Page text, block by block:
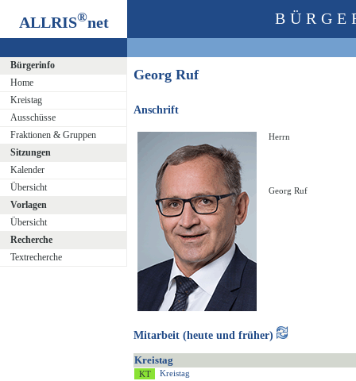
ALLRIS®net
Bürgerinfo
Home
Kreistag
Ausschüsse
Fraktionen & Gruppen
Sitzungen
Kalender
Übersicht
Vorlagen
Übersicht
Recherche
Textrecherche
Georg Ruf
Anschrift
Herrn
Georg Ruf
Mitarbeit (heute und früher)
Kreistag
Kreistag